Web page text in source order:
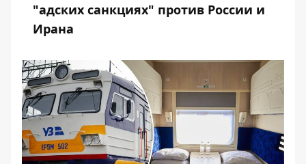
"адских санкциях" против России и
Ирана